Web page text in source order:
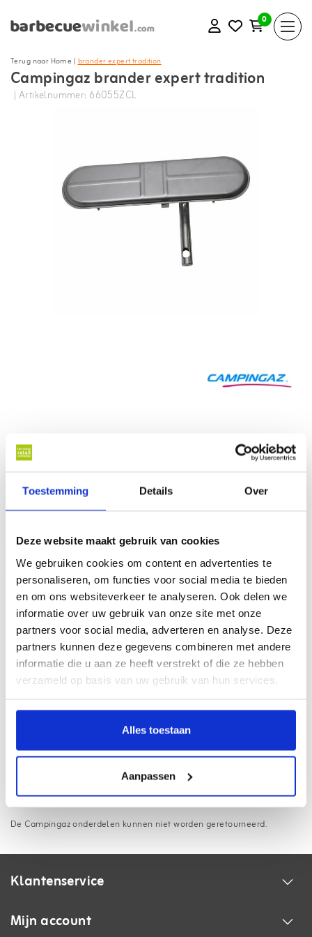
Toestemming Details Over
Deze website maakt gebruik van cookies
We gebruiken cookies om content en advertenties te
personaliseren, om functies voor social media te bieden
en om ons websiteverkeer te analyseren. Ook delen we
informatie over uw gebruik van onze site met onze
partners voor social media, adverteren en analyse. Deze
partners kunnen deze gegevens combineren met andere
informatie die u aan ze heeft verstrekt of die ze hebben
verzameld op basis van uw gebruik van hun services.
Alles toestaan
Aanpassen
0
Terug naar Home |brander expert tradition
Campingaz brander expert tradition
| Artikelnummer: 66055ZCL
26,95
Op voorraad
In winkelwagen
Al online sinds2007
Webwinkel metThuiswinkel Waarborg
Haal uw pakket op bij 3500+ afhaalpunten
Informatie
Brander expert tradition, geschikt voor de onderstaande modellen:
De Campingaz onderdelen kunnen niet worden geretourneerd.
Klantenservice
Mijn account